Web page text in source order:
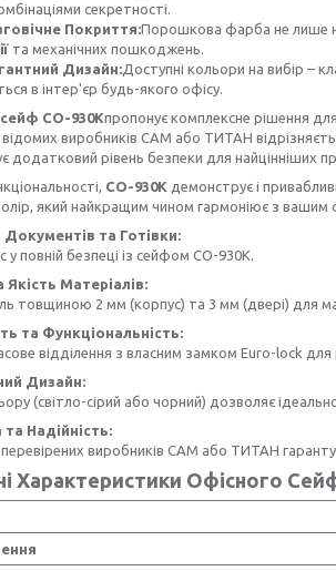
секретності.
Покриття:Порошкова фарба не лише
та механічних пошкоджень.
Дизайн:Доступні кольори на вибір –
в інтер'єр будь-якого офісу.
СО-930Кпропонує комплексне рішення для
виробників САМ або ТИТАН
додатковий рівень безпеки для найцінніших
СО-930К демонструє і
який найкращим чином гармоніює з
Документів та Готівки:
у повній безпеці із сейфом СО-930К.
Якість Матеріалів:
товщиною 2 мм (корпус) та 3 мм (двері) для
та Функціональність:
відділення з власним замком Euro-lock для
Дизайн:
(світло-сірий або чорний) дозволяє
Надійність:
перевірених виробників САМ або ТИТАН
Характеристики Офісного